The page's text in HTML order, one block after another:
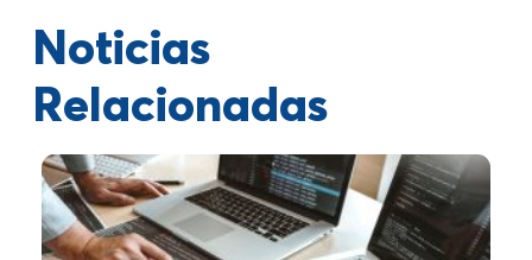
Noticias
Relacionadas